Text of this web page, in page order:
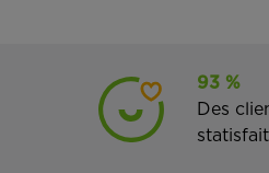
93 %
Des